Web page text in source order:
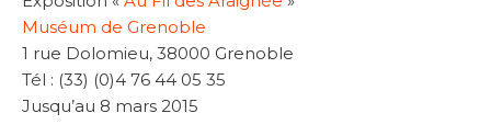
Muséum de Grenoble
1 rue Dolomieu, 38000 Grenoble
Tél : (33) (0)4 76 44 05 35
Jusqu’au 8 mars 2015